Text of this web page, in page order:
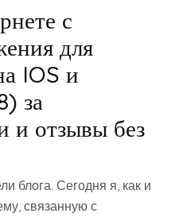
с
для
IOS и
за
и отзывы без
блога. Сегодня я, как и
связанную с